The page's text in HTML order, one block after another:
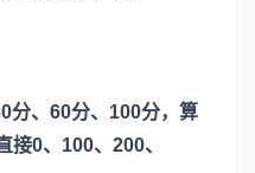
分、60分、100分，算
接0、100、200、